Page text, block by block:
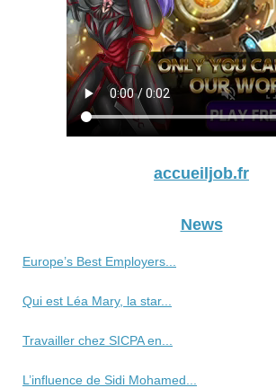
accueiljob.fr
News
Europe’s Best Employers...
Qui est Léa Mary, la star...
Travailler chez SICPA en...
L’influence de Sidi Mohamed...